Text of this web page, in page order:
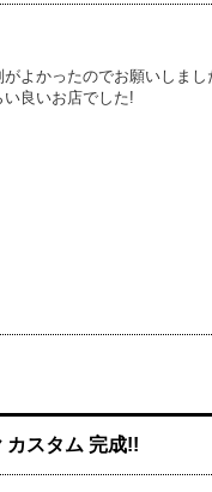
がよかったのでお願いしま
い良いお店でした!
カスタム 完成!!